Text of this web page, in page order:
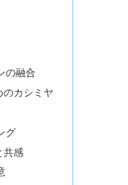
の融合
のカシミヤ
グ
共感